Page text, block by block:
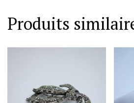
malachite.
Produits